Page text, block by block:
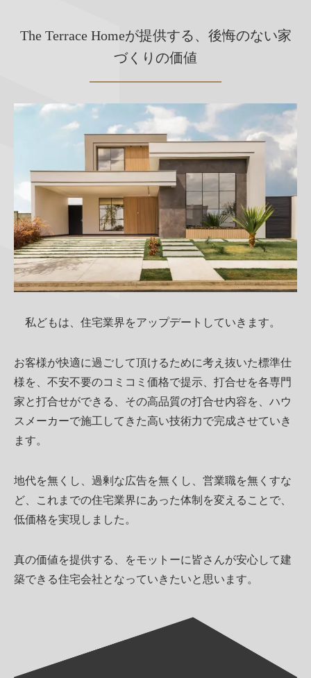
The Terrace Homeが提供する、後悔のない家
づくりの価値
私どもは、住宅業界をアップデートしていきます。
お客様が快適に過ごして頂けるために考え抜いた標準仕
様を、不安不要のコミコミ価格で提示、打合せを各専門
家と打合せができる、その高品質の打合せ内容を、ハウ
スメーカーで施工してきた高い技術力で完成させていき
ます。
地代を無くし、過剰な広告を無くし、営業職を無くすな
ど、これまでの住宅業界にあった体制を変えることで、
低価格を実現しました。
真の価値を提供する、をモットーに皆さんが安心して建
築できる住宅会社となっていきたいと思います。